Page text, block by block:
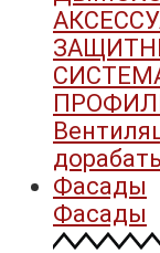
Фасады
Фасады